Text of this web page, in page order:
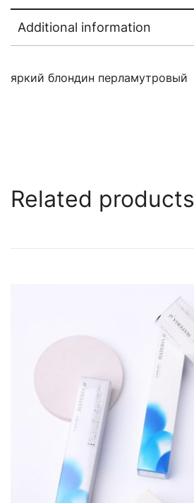
Additional information
яркий блондин перламутровый
Related products